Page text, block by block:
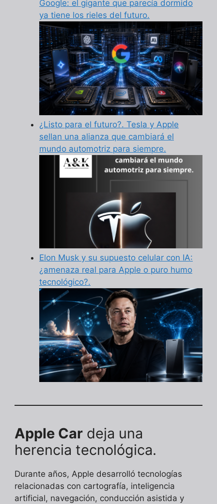
Google: el gigante que parecía dormido
ya tiene los rieles del futuro.
¿Listo para el futuro?. Tesla y Apple
sellan una alianza que cambiará el
mundo automotriz para siempre.
Elon Musk y su supuesto celular con IA:
¿amenaza real para Apple o puro humo
tecnológico?.
Apple Car deja una
herencia tecnológica.
Durante años, Apple desarrolló tecnologías
relacionadas con cartografía, inteligencia
artificial, navegación, conducción asistida y